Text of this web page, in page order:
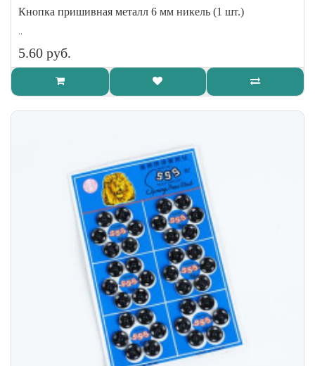
Кнопка пришивная металл 6 мм никель (1 шт.)
..
5.60 руб.